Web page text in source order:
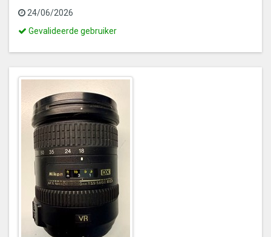
24/06/2026
Dit
een
gevalideerde
gebruiker
Gevalideerde gebruiker